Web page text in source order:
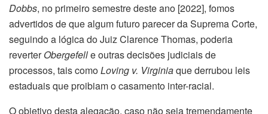
Dobbs, no primeiro semestre deste ano [2022], fomos
advertidos de que algum futuro parecer da Suprema Corte,
seguindo a lógica do Juiz Clarence Thomas, poderia
reverterObergefelle outras decisões judiciais de
processos, tais comoLoving v. Virginiaque derrubou leis
estaduais que proibiam o casamento inter-racial.
O objetivo desta alegação, caso não seja tremendamente